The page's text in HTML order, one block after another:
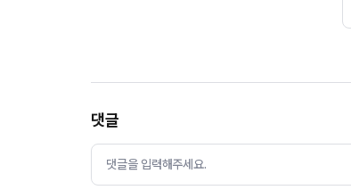
댓글
댓글을 입력해주세요.